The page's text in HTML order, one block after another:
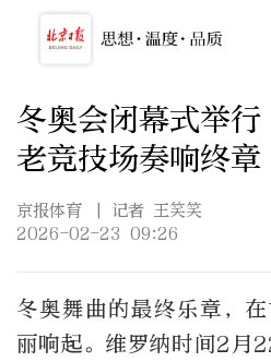
冬奥会闭幕式举
老竞技场奏响终章
京报体育
| 记者 王笑笑
2026-02-23 09:26
冬奥舞曲的最终乐章，
丽响起。维罗纳时间2 月